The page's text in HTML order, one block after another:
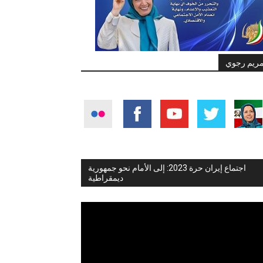
رجوي
اجتماع إيران حرة 2023: إلى الأمام نحو جمهورية
ديمقراطية